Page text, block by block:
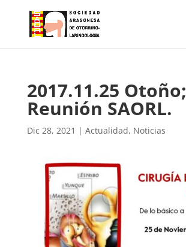
2017.11.25 Otoño;
Reunión SAORL.
Dic 28, 2021 | Actualidad, Noticias